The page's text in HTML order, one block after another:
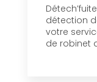
détection
votre
de robinet